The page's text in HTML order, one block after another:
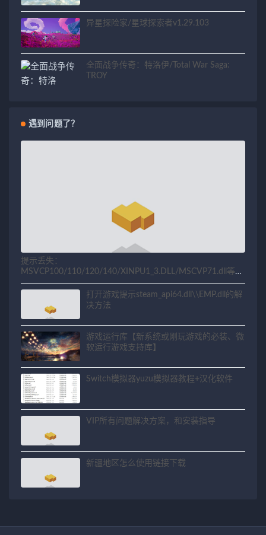
异星探险家/星球探索者v1.29.103
全面战争传奇：特洛伊/Total War Saga:
TROY
遇到问题了？
提示丢失：
MSVCP100/110/120/140/XINPU1_3.DLL/MSCVP71.dll等相
关问题解决方法
打开游戏提示steam_api64.dll\\EMP.dll的解
决方法
游戏运行库【新系统或刚玩游戏的必装、微
软运行游戏支持库】
Switch模拟器yuzu模拟器教程+汉化软件
VIP所有问题解决方案，和安装指导
新疆地区怎么使用链接下载